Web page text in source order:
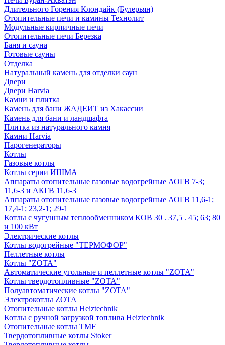
Длительного Горения Клондайк (Булерьян)
Отопительные печи и камины Технолит
Модульные кирпичные печи
Отопительные печи Березка
Баня и сауна
Готовые сауны
Отделка
Натуральный камень для отделки саун
Двери
Двери Harvia
Камни и плитка
Камень для бани ЖАДЕИТ из Хакассии
Камень для бани и ландшафта
Плитка из натурального камня
Камни Harvia
Парогенераторы
Котлы
Газовые котлы
Котлы серии ИШМА
Аппараты отопительные газовые водогрейные АОГВ 7-3;
11,6-3 и АКГВ 11,6-3
Аппараты отопительные газовые водогрейные АОГВ 11,6-1;
17,4-1; 23,2-1; 29-1
Котлы с чугунным теплообменником КОВ 30 . 37,5 . 45; 63; 80
и 100 кВт
Электрические котлы
Котлы водогрейные "ТЕРМОФОР"
Пеллетные котлы
Котлы "ZOTA"
Автоматические угольные и пеллетные котлы "ZOTA"
Котлы твердотопливные "ZOTA"
Полуавтоматические котлы "ZOTA"
Электрокотлы ZOTA
Отопительные котлы Heiztechnik
Котлы с ручной загрузкой топлива Heiztechnik
Отопительные котлы TMF
Твердотопливные котлы Stoker